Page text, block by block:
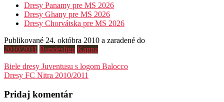
Dresy Panamy pre MS 2026
Dresy Ghany pre MS 2026
Dresy Chorvátska pre MS 2026
Publikované 24. októbra 2010 a zaradené do
2010/2011 Bundesliga Kappa
Navigácia
v
článku
Biele dresy Juventusu s logom Balocco
Dresy FC Nitra 2010/2011
Pridaj komentár